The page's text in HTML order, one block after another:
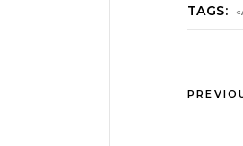
TAGS: